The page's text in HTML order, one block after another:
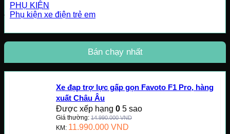
PHỤ KIỆN
Phụ kiện xe điện trẻ em
Bán chạy nhất
Xe đạp trợ lực gấp gọn Favoto F1 Pro, hàng
xuất Châu Âu
Được xếp hạng 0 5 sao
Giá thường: 14.990.000VND
KM: 11.990.000 VND